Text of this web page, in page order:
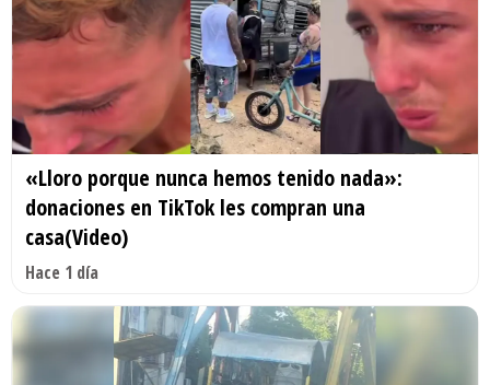
«Lloro porque nunca hemos tenido nada»:
donaciones en TikTok les compran una
casa(Video)
Hace 1 día